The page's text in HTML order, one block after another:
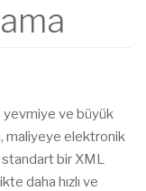
yevmiye ve büyük
maliyeye elektronik
standart bir XML
daha hızlı ve